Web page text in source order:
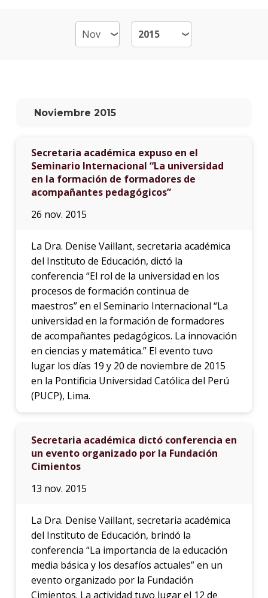
Noviembre 2015
Secretaria académica expuso en el
Seminario Internacional “La universidad
en la formación de formadores de
acompañantes pedagógicos”
26 nov. 2015
La Dra. Denise Vaillant, secretaria académica
del Instituto de Educación, dictó la
conferencia “El rol de la universidad en los
procesos de formación continua de
maestros” en el Seminario Internacional “La
universidad en la formación de formadores
de acompañantes pedagógicos. La innovación
en ciencias y matemática.” El evento tuvo
lugar los días 19 y 20 de noviembre de 2015
en la Pontificia Universidad Católica del Perú
(PUCP), Lima.
Secretaria académica dictó conferencia en
un evento organizado por la Fundación
Cimientos
13 nov. 2015
La Dra. Denise Vaillant, secretaria académica
del Instituto de Educación, brindó la
conferencia “La importancia de la educación
media básica y los desafíos actuales” en un
evento organizado por la Fundación
Cimientos. La actividad tuvo lugar el 12 de